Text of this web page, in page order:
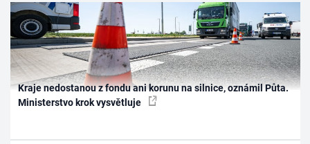
Kraje nedostanou z fondu ani korunu na silnice, oznámil Půta.
Ministerstvo krok vysvětluje